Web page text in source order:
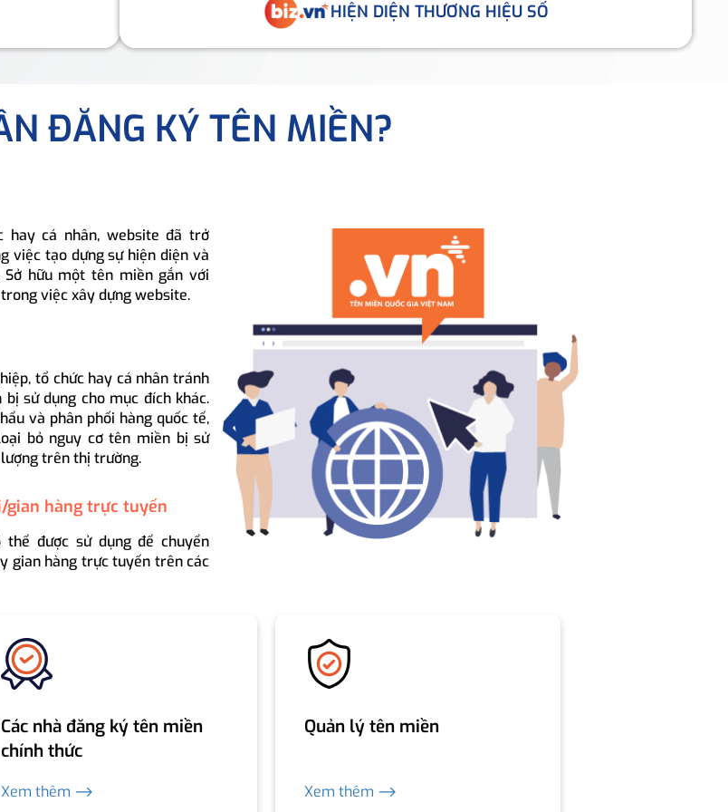
HIỆN DIỆN THƯƠNG HIỆU SỐ
ĐĂNG KÝ TÊN MIỀN?
hay cá nhân, website đã trở
việc tạo dựng sự hiện diện và
hữu một tên miền gắn với
việc xây dựng website.
tổ chức hay cá nhân tránh
sử dụng cho mục đích khác.
và phân phối hàng quốc tế,
bỏ nguy cơ tên miền bị sử
trên thị trường.
gian hàng trực tuyến
được sử dụng để chuyển
gian hàng trực tuyến trên các
Các nhà đăng ký tên miền
chính thức
Xem thêm ⟶
Quản lý tên miền
Xem thêm ⟶